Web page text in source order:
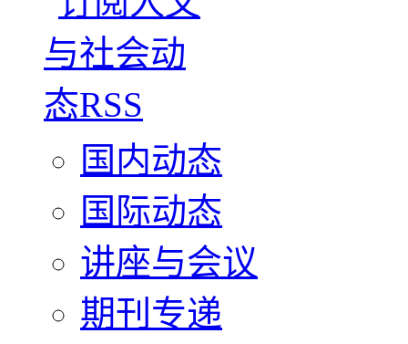
国内动态
国际动态
讲座与会议
期刊专递